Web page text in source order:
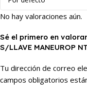
No hay valoraciones aún.
Sé el primero en
S/LLAVE MANEUROP
Tu dirección de correo
campos obligatorios